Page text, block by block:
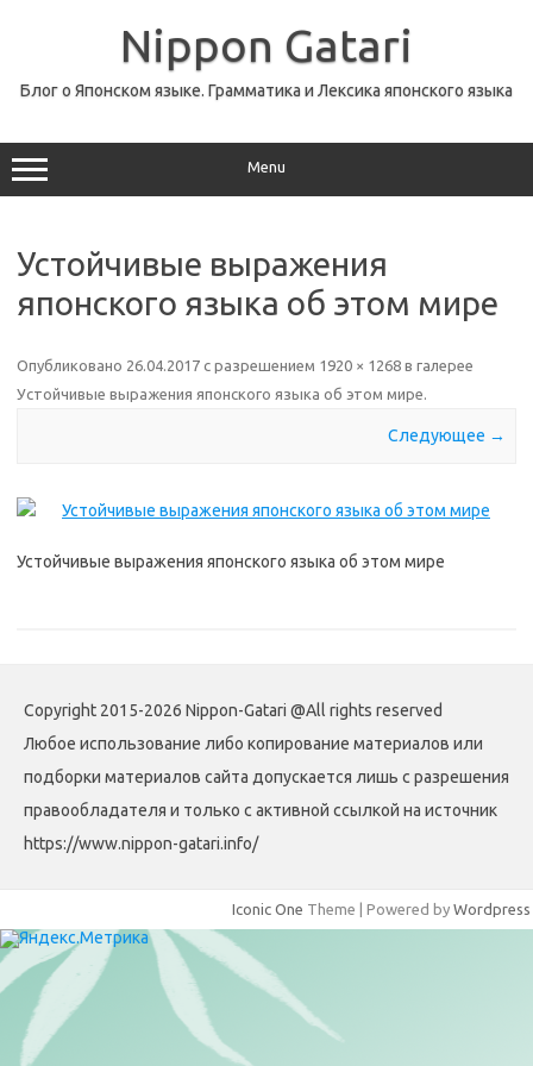
Nippon Gatari
Блог о Японском языке. Грамматика и Лексика японского языка
Menu
Устойчивые выражения
японского языка об этом мире
Опубликовано 26.04.2017 с разрешением 1920 × 1268 в галерее
Устойчивые выражения японского языка об этом мире.
Следующее →
Устойчивые выражения японского языка об этом мире
Copyright 2015-2026 Nippon-Gatari @All rights reserved
Любое использование либо копирование материалов или
подборки материалов сайта допускается лишь с разрешения
правообладателя и только с активной ссылкой на источник
https://www.nippon-gatari.info/
Iconic One Theme | Powered by Wordpress